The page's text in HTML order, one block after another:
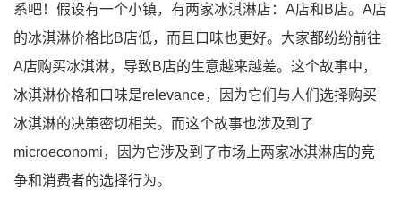
系吧！假设有一个小镇，有两家冰淇淋店：A店和B店。A店
的冰淇淋价格比B店低，而且口味也更好。大家都纷纷前往
A店购买冰淇淋，导致B店的生意越来越差。这个故事中，
冰淇淋价格和口味是relevance，因为它们与人们选择购买
冰淇淋的决策密切相关。而这个故事也涉及到了
microeconomi，因为它涉及到了市场上两家冰淇淋店的竞
争和消费者的选择行为。